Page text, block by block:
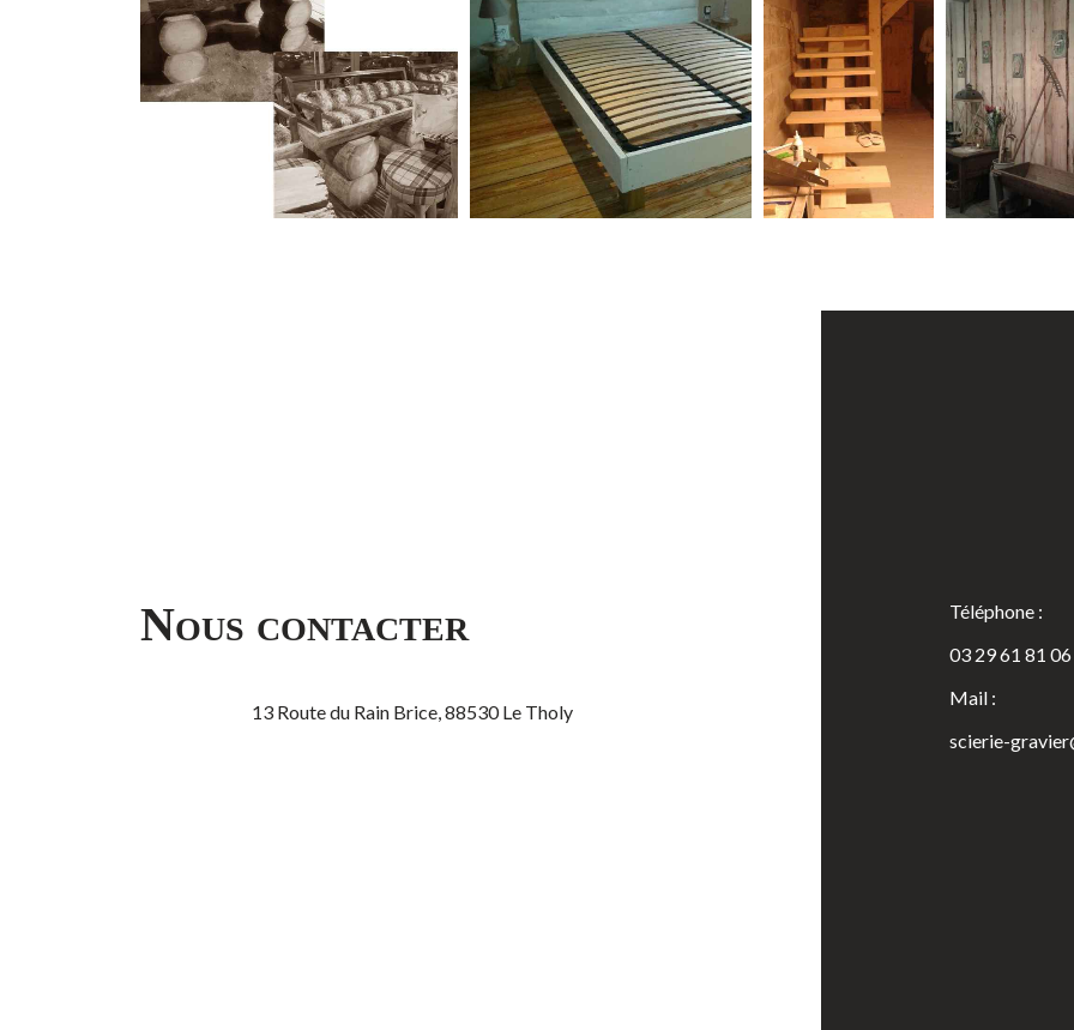
Nous contacter
13 Route du Rain Brice, 88530 Le Tholy
Téléphone :
03 29 61 81 06
Mail :
scierie-